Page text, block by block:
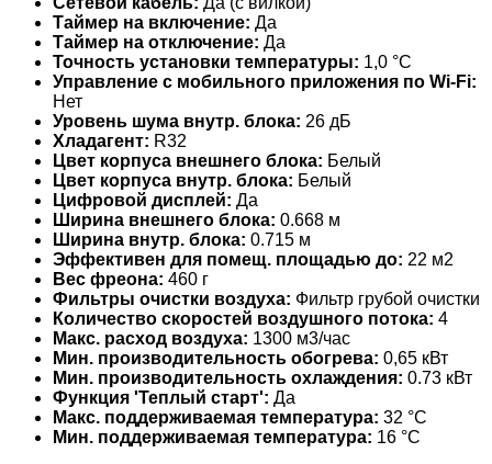
Таймер на включение: Да
Таймер на отключение: Да
Точность установки температуры: 1,0 °С
Управление c мобильного приложения по Wi-Fi:
Нет
Уровень шума внутр. блока: 26 дБ
Хладагент: R32
Цвет корпуса внешнего блока: Белый
Цвет корпуса внутр. блока: Белый
Цифровой дисплей: Да
Ширина внешнего блока: 0.668 м
Ширина внутр. блока: 0.715 м
Эффективен для помещ. площадью до: 22 м2
Вес фреона: 460 г
Фильтры очистки воздуха: Фильтр грубой очистки
Количество скоростей воздушного потока: 4
Макс. расход воздуха: 1300 м3/час
Мин. производительность обогрева: 0,65 кВт
Мин. производительность охлаждения: 0.73 кВт
Функция 'Теплый старт': Да
Макс. поддерживаемая температура: 32 °С
Мин. поддерживаемая температура: 16 °С